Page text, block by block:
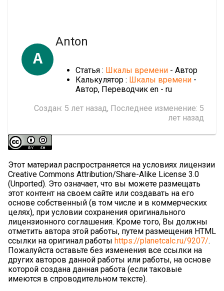
A
Anton
Статья : Шкалы времени - Автор
Калькулятор : Шкалы времени -
Автор, Переводчик en - ru
Создан: 5 лет назад, Последнее изменение: 5
лет назад
Этот материал распространяется на условиях лицензии
Creative Commons Attribution/Share-Alike License 3.0
(Unported). Это означает, что вы можете размещать
этот контент на своем сайте или создавать на его
основе собственный (в том числе и в коммерческих
целях), при условии сохранения оригинального
лицензионного соглашения. Кроме того, Вы должны
отметить автора этой работы, путем размещения HTML
ссылки на оригинал работы https://planetcalc.ru/9207/.
Пожалуйста оставьте без изменения все ссылки на
других авторов данной работы или работы, на основе
которой создана данная работа (если таковые
имеются в спроводительном тексте).